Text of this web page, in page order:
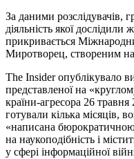
За даними розслідувачів,
діяльність якої дослідили
прикривається
Миротворец, створеним
The Insider опублікувало
представленої на
країни-агресора 26
готували кілька місяців,
«написана
на наукоподібність і
у сфері інформаційної